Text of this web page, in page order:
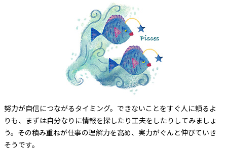
努力が自信につながるタイミング。できないことをすぐ人に頼るよ
りも、まずは自分なりに情報を探したり工夫をしたりしてみましょ
う。その積み重ねが仕事の理解力を高め、実力がぐんと伸びていき
そうです。